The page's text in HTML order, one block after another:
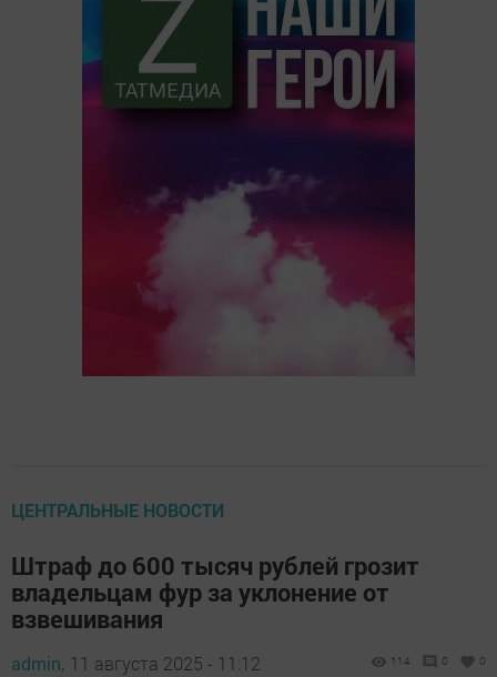
ЦЕНТРАЛЬНЫЕ НОВОСТИ
Штраф до 600 тысяч рублей грозит
владельцам фур за уклонение от
взвешивания
admin, 11 августа 2025 - 11:12 114 0 0